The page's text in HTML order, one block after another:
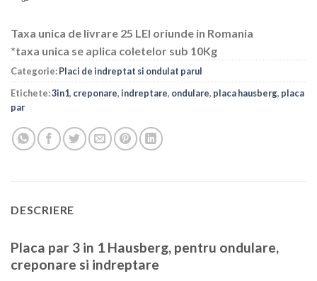
Taxa unica de livrare 25 LEI oriunde in Romania
*taxa unica se aplica coletelor sub 10Kg
Categorie:Placi de indreptat si ondulat parul
Etichete:3in1, creponare,indreptare, ondulare, placa hausberg, placa
par
DESCRIERE
Placa par 3 in 1 Hausberg, pentru ondulare,
creponare si indreptare